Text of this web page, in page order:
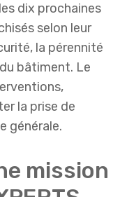
dix prochaines
selon leur
la pérennité
bâtiment. Le
la prise de
générale.
mission